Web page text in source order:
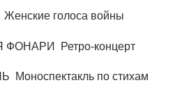
голоса войны
Ретро-концерт
по стихам